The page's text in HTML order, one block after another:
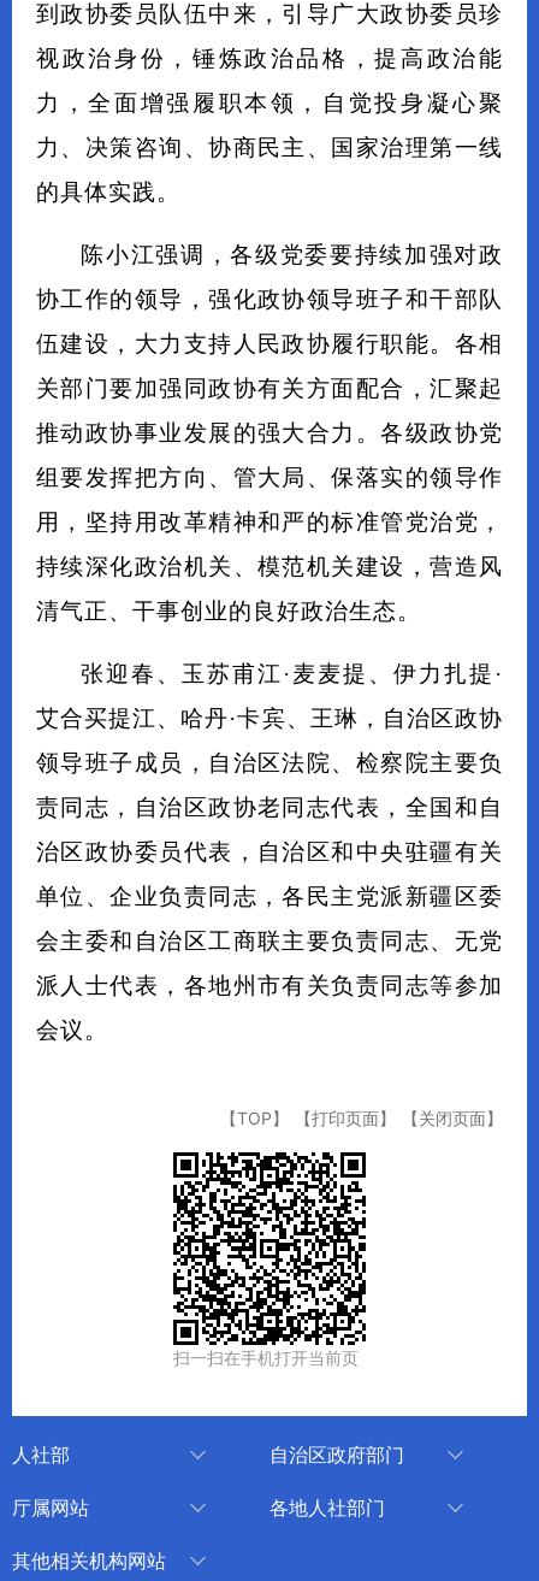
到政协委员队伍中来，引导广大政协委员珍
视政治身份，锤炼政治品格，提高政治能
力，全面增强履职本领，自觉投身凝心聚
力、决策咨询、协商民主、国家治理第一线
的具体实践。
陈小江强调，各级党委要持续加强对政
协工作的领导，强化政协领导班子和干部队
伍建设，大力支持人民政协履行职能。各相
关部门要加强同政协有关方面配合，汇聚起
推动政协事业发展的强大合力。各级政协党
组要发挥把方向、管大局、保落实的领导作
用，坚持用改革精神和严的标准管党治党，
持续深化政治机关、模范机关建设，营造风
清气正、干事创业的良好政治生态。
张迎春、玉苏甫江·麦麦提、伊力扎提·
艾合买提江、哈丹·卡宾、王琳，自治区政协
领导班子成员，自治区法院、检察院主要负
责同志，自治区政协老同志代表，全国和自
治区政协委员代表，自治区和中央驻疆有关
单位、企业负责同志，各民主党派新疆区委
会主委和自治区工商联主要负责同志、无党
派人士代表，各地州市有关负责同志等参加
会议。
【TOP】 【打印页面】 【关闭页面】
扫一扫在手机打开当前页
人社部 自治区政府部门
审计厅
厅属网站
中国新疆人才网
各地人社部门
其他相关机构网站